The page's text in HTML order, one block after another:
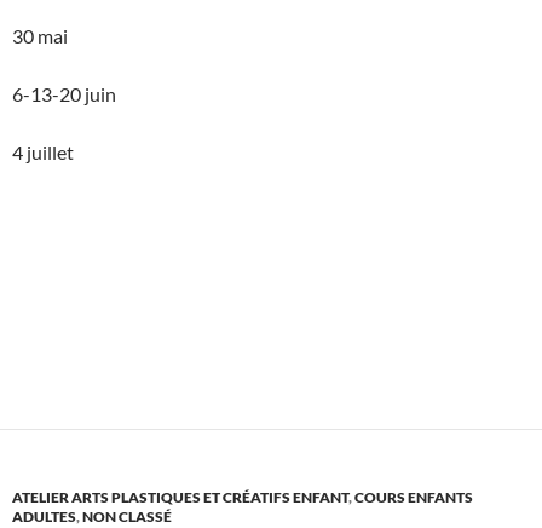
30 mai
6-13-20 juin
4 juillet
ATELIER ARTS PLASTIQUES ET CRÉATIFS ENFANT,COURS ENFANTS
ADULTES,NON CLASSÉ